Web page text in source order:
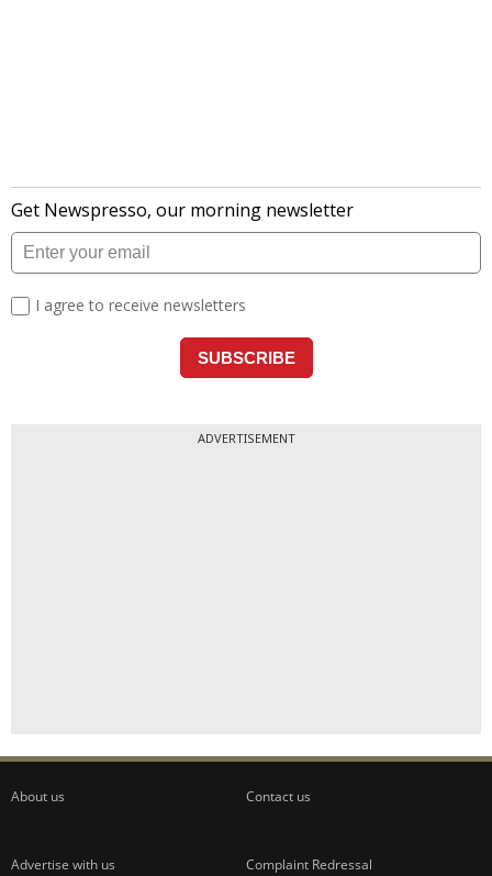
ADVERTISEMENT
About us Contact us
Advertise with us Complaint Redressal